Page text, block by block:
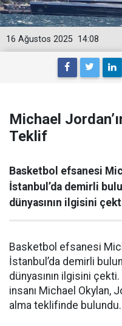
14:08
16 Ağustos 2025
Michael
Teklif
Basketbol efsanesi
İstanbul’da demirli
dünyasının ilgisini
Basketbol efsanesi
İstanbul’da demirli
dünyasının ilgisini
insanı Michael Okylan,
alma teklifinde bulundu.